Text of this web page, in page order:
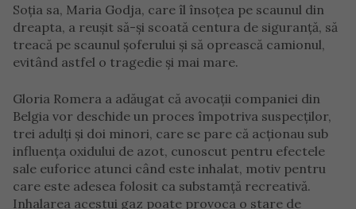
Soția sa, Maria Godja, care îl însoțea pe scaunul din
dreapta, a reușit să-și scoată centura de siguranță, să
treacă pe scaunul șoferului și să oprească camionul,
evitând astfel o tragedie și mai mare.
Gloria Romera a adăugat că avocații companiei din
Belgia vor deschide un proces împotriva suspecților,
trei adulți și doi minori, care se pare că acționau sub
influența oxidului de azot, cunoscut pentru efectele
sale euforice atunci când este inhalat, motiv pentru
care este adesea folosit ca substamță recreativă.
Inhalarea acestui gaz poate provoca o stare de